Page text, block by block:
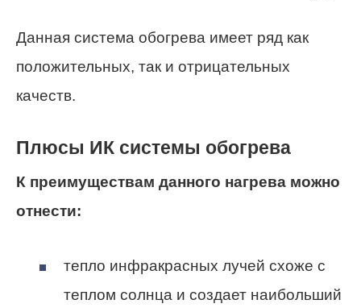
Данная система обогрева имеет ряд как
положительных, так и отрицательных
качеств.
Плюсы ИК системы обогрева
К преимуществам данного нагрева можно
отнести:
тепло инфракрасных лучей схоже с
теплом солнца и создает наибольший